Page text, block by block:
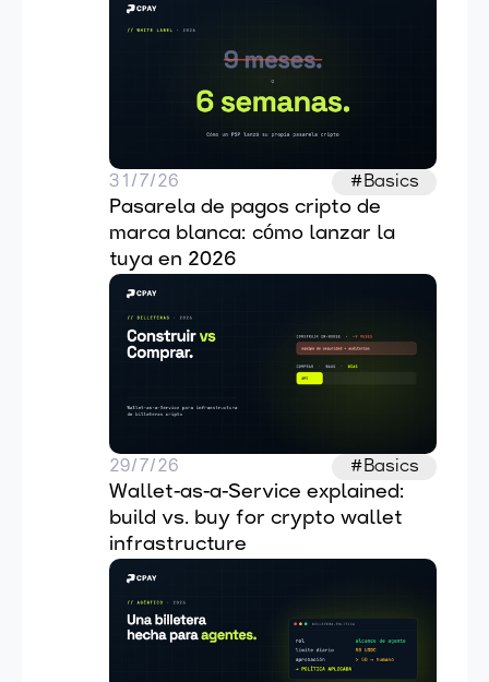
31/7/26 #Basics
Pasarela de pagos cripto de
marca blanca: cómo lanzar la
tuya en 2026
29/7/26 #Basics
Wallet-as-a-Service explained:
build vs. buy for crypto wallet
infrastructure